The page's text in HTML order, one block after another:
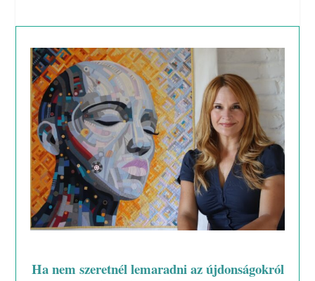
Ha nem szeretnél lemaradni az újdonságokról